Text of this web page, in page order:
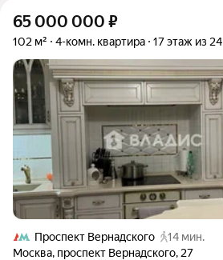
65 000 000 ₽
102 м² 4-комн. квартира 17 этаж из 24
Проспект Вернадского
14 мин.
Москва, проспект Вернадского, 27